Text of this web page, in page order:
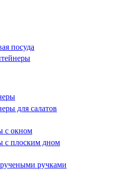
посуда
для салатов
с окном
с плоским дном
ручками